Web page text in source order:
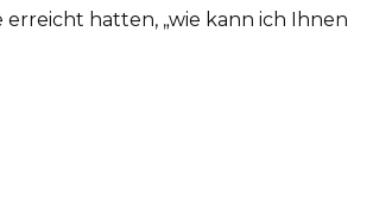
erreicht hatten, „wie kann ich Ihnen